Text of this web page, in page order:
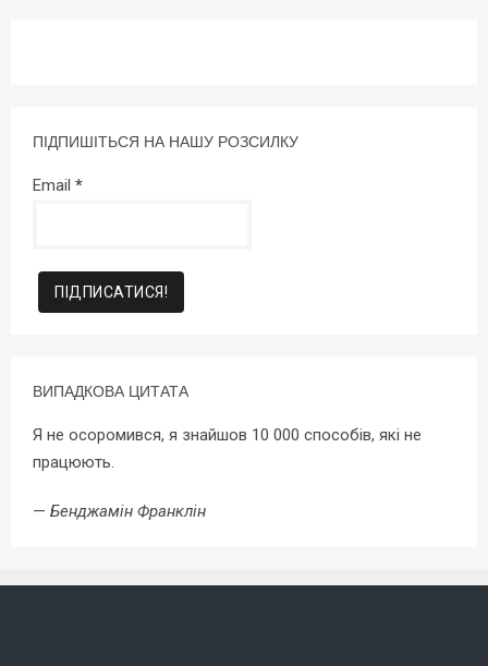
ПІДПИШІТЬСЯ НА НАШУ РОЗСИЛКУ
Email *
ВИПАДКОВА ЦИТАТА
Я не осоромився, я знайшов 10 000 способів, які не
працюють.
— Бенджамін Франклін